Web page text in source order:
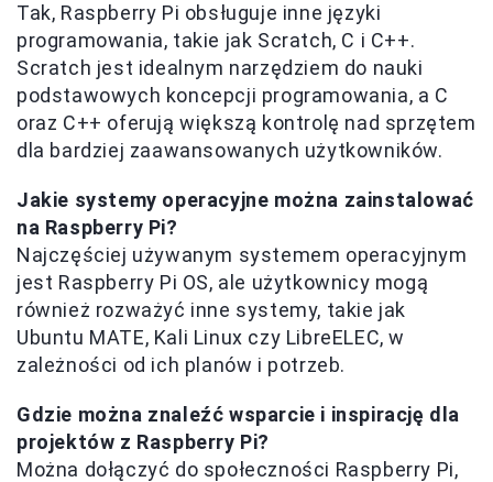
Tak, Raspberry Pi obsługuje inne języki
programowania, takie jak Scratch, C i C++.
Scratch jest idealnym narzędziem do nauki
podstawowych koncepcji programowania, a C
oraz C++ oferują większą kontrolę nad sprzętem
dla bardziej zaawansowanych użytkowników.
Jakie systemy operacyjne można zainstalować
na Raspberry Pi?
Najczęściej używanym systemem operacyjnym
jest Raspberry Pi OS, ale użytkownicy mogą
również rozważyć inne systemy, takie jak
Ubuntu MATE, Kali Linux czy LibreELEC, w
zależności od ich planów i potrzeb.
Gdzie można znaleźć wsparcie i inspirację dla
projektów z Raspberry Pi?
Można dołączyć do społeczności Raspberry Pi,